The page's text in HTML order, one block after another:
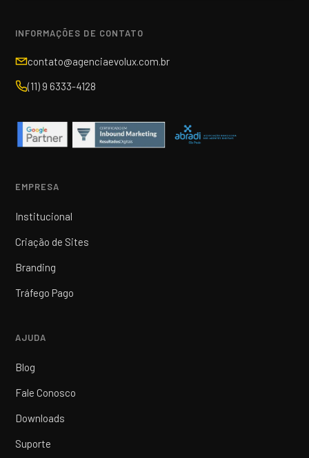
INFORMAÇÕES DE CONTATO
contato@agenciaevolux.com.br
(11) 9 6333-4128
EMPRESA
Institucional
Criação de Sites
Branding
Tráfego Pago
AJUDA
Blog
Fale Conosco
Downloads
Suporte